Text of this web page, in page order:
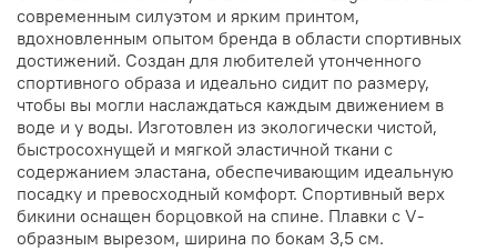
современным силуэтом и ярким принтом,
вдохновленным опытом бренда в области спортивных
достижений. Создан для любителей утонченного
спортивного образа и идеально сидит по размеру,
чтобы вы могли наслаждаться каждым движением в
воде и у воды. Изготовлен из экологически чистой,
быстросохнущей и мягкой эластичной ткани с
содержанием эластана, обеспечивающим идеальную
посадку и превосходный комфорт. Спортивный верх
бикини оснащен борцовкой на спине. Плавки с V-
образным вырезом, ширина по бокам 3,5 см.